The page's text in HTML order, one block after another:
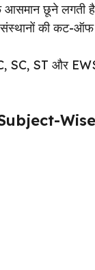
छूने लगती
की कट-ऑफ
SC, ST और